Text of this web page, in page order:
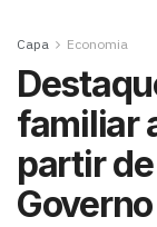
Capa Economia
familiar
partir